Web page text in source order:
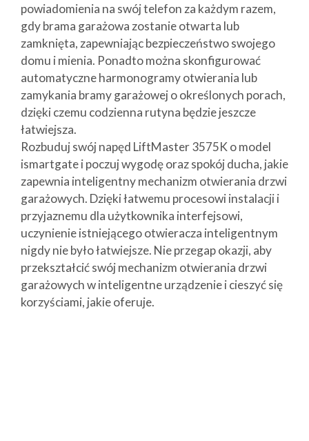
powiadomienia na swój telefon za każdym razem,
gdy brama garażowa zostanie otwarta lub
zamknięta, zapewniając bezpieczeństwo swojego
domu i mienia. Ponadto można skonfigurować
automatyczne harmonogramy otwierania lub
zamykania bramy garażowej o określonych porach,
dzięki czemu codzienna rutyna będzie jeszcze
łatwiejsza.
Rozbuduj swój napęd LiftMaster 3575K o model
ismartgate i poczuj wygodę oraz spokój ducha, jakie
zapewnia inteligentny mechanizm otwierania drzwi
garażowych. Dzięki łatwemu procesowi instalacji i
przyjaznemu dla użytkownika interfejsowi,
uczynienie istniejącego otwieracza inteligentnym
nigdy nie było łatwiejsze. Nie przegap okazji, aby
przekształcić swój mechanizm otwierania drzwi
garażowych w inteligentne urządzenie i cieszyć się
korzyściami, jakie oferuje.